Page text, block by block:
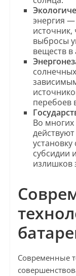
энергия
выбросы
веществ в
перебоев
Во многих
субсидии
излишков
Современные